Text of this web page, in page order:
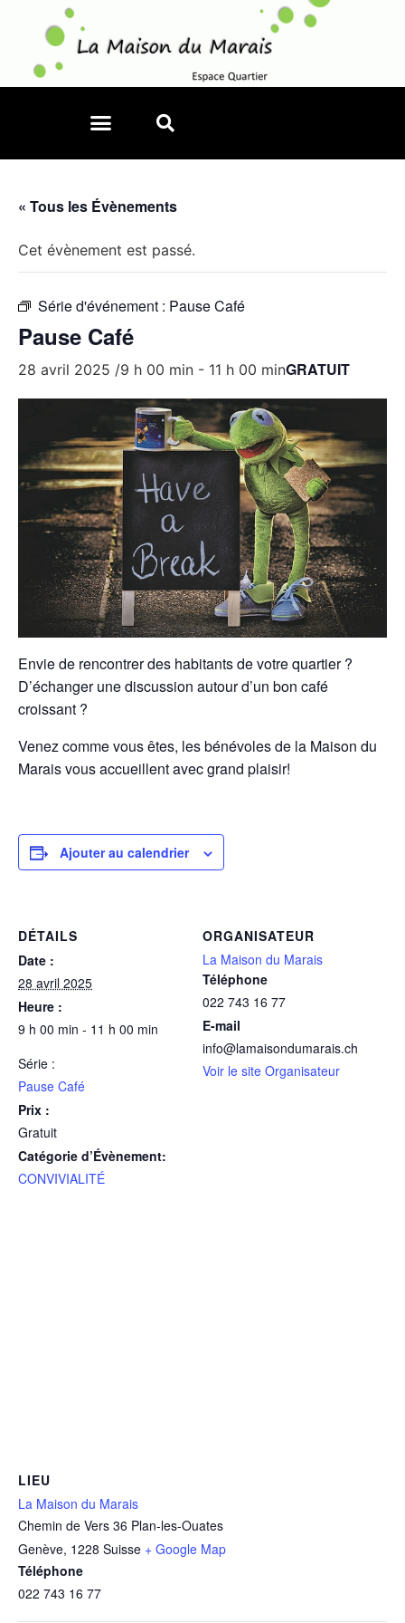
« Tous les Évènements
Cet évènement est passé.
Série d'événement : Pause Café
Pause Café
28 avril 2025 /9 h 00 min - 11 h 00 minGRATUIT
Envie de rencontrer des habitants de votre quartier ?
D’échanger une discussion autour d’un bon café
croissant ?
Venez comme vous êtes, les bénévoles de la Maison du
Marais vous accueillent avec grand plaisir!
Ajouter au calendrier
DÉTAILS
Date :
28 avril 2025
Heure :
9 h 00 min - 11 h 00 min
Série :
Pause Café
Prix :
Gratuit
Catégorie d’Évènement:
CONVIVIALITÉ
ORGANISATEUR
La Maison du Marais
Téléphone
022 743 16 77
E-mail
info@lamaisondumarais.ch
Voir le site Organisateur
LIEU
La Maison du Marais
Chemin de Vers 36 Plan-les-Ouates
Genève, 1228 Suisse + Google Map
Téléphone
022 743 16 77